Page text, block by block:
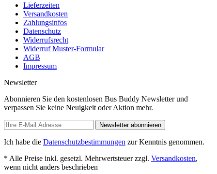
Lieferzeiten
Versandkosten
Zahlungsinfos
Datenschutz
Widerrufsrecht
Widerruf Muster-Formular
AGB
Impressum
Newsletter
Abonnieren Sie den kostenlosen Bus Buddy Newsletter und
verpassen Sie keine Neuigkeit oder Aktion mehr.
Newsletter abonnieren
Ich habe die Datenschutzbestimmungen zur Kenntnis genommen.
* Alle Preise inkl. gesetzl. Mehrwertsteuer zzgl. Versandkosten,
wenn nicht anders beschrieben